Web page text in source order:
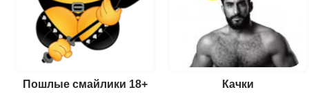
Пошлые смайлики 18+ Качки